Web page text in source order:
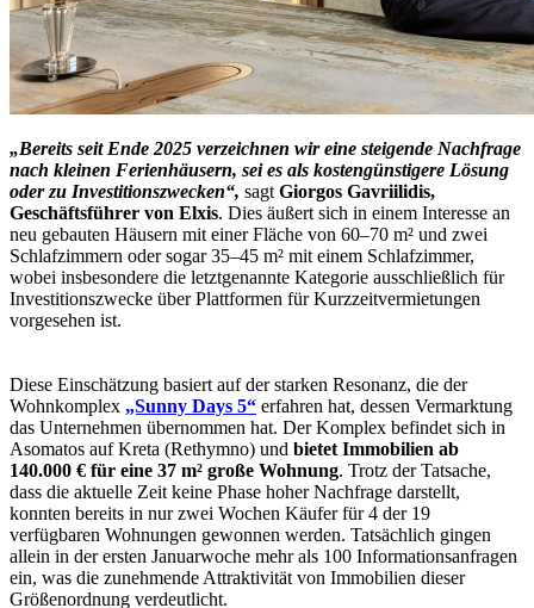
„Bereits seit Ende 2025 verzeichnen wir eine steigende Nachfrage
nach kleinen Ferienhäusern, sei es als kostengünstigere Lösung
oder zu Investitionszwecken“, sagt Giorgos Gavriilidis,
Geschäftsführer von Elxis. Dies äußert sich in einem Interesse an
neu gebauten Häusern mit einer Fläche von 60–70 m² und zwei
Schlafzimmern oder sogar 35–45 m² mit einem Schlafzimmer,
wobei insbesondere die letztgenannte Kategorie ausschließlich für
Investitionszwecke über Plattformen für Kurzzeitvermietungen
vorgesehen ist.
Diese Einschätzung basiert auf der starken Resonanz, die der
Wohnkomplex „Sunny Days 5“ erfahren hat, dessen Vermarktung
das Unternehmen übernommen hat. Der Komplex befindet sich in
Asomatos auf Kreta (Rethymno) und bietet Immobilien ab
140.000 € für eine 37 m² große Wohnung. Trotz der Tatsache,
dass die aktuelle Zeit keine Phase hoher Nachfrage darstellt,
konnten bereits in nur zwei Wochen Käufer für 4 der 19
verfügbaren Wohnungen gewonnen werden. Tatsächlich gingen
allein in der ersten Januarwoche mehr als 100 Informationsanfragen
ein, was die zunehmende Attraktivität von Immobilien dieser
Größenordnung verdeutlicht.